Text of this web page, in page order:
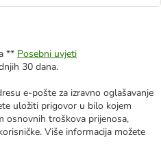
** Posebni uvjeti
30 dana.
e-pošte za izravno oglašavanje
uložiti prigovor u bilo kojem
osnovnih troškova prijenosa,
Više informacija možete